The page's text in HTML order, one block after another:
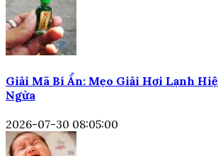
Giải Mã Bí Ẩn: Mẹo Giải Hơi Lạnh
Ngừa
2026-07-30 08:05:00